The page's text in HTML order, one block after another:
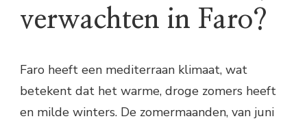
verwachten in Faro?
Faro heeft een mediterraan klimaat, wat
betekent dat het warme, droge zomers heeft
en milde winters. De zomermaanden, van juni